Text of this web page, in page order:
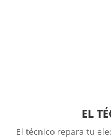
EL
El técnico repara tu